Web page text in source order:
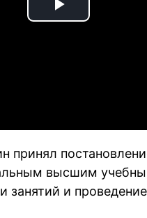
Play
принял
высшим
занятий и